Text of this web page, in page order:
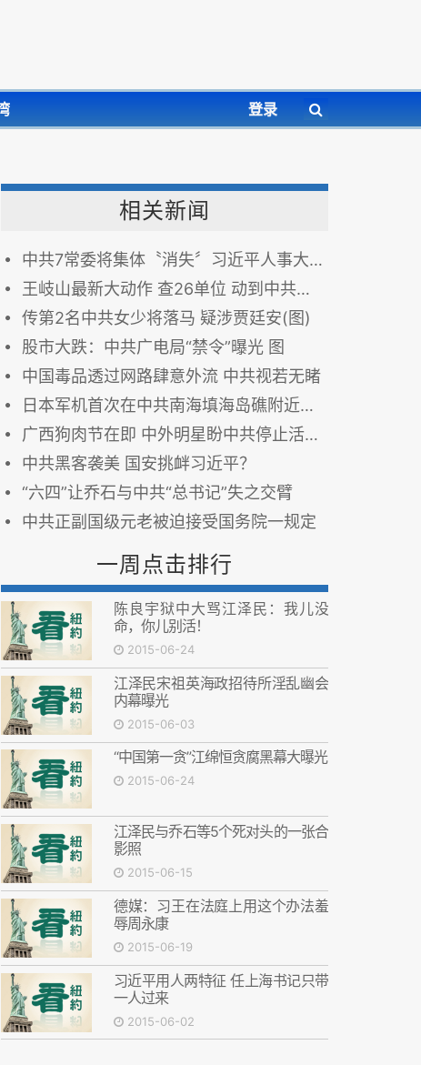
登录
相关新闻
中共7常委将集体〝消失〞习近平人事大布局露端倪
王岐山最新大动作 查26单位 动到中共党报党刊
传第2名中共女少将落马 疑涉贾廷安(图)
股市大跌：中共广电局“禁令”曝光 图
中国毒品透过网路肆意外流 中共视若无睹
日本军机首次在中共南海填海岛礁附近活动 图
广西狗肉节在即 中外明星盼中共停止活动(组图)
中共黑客袭美 国安挑衅习近平？
“六四”让乔石与中共“总书记”失之交臂
中共正副国级元老被迫接受国务院一规定
一周点击排行
陈良宇狱中大骂江泽民：我儿没
命，你儿别活！
2015-06-24
江泽民宋祖英海政招待所淫乱幽会
内幕曝光
2015-06-03
“中国第一贪”江绵恒贪腐黑幕大曝光
2015-06-24
江泽民与乔石等5个死对头的一张合
影照
2015-06-15
德媒：习王在法庭上用这个办法羞
辱周永康
2015-06-19
习近平用人两特征 任上海书记只带
一人过来
2015-06-02